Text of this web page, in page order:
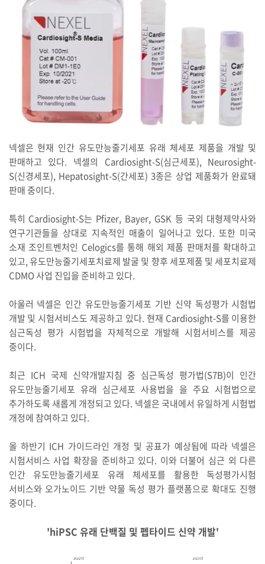
넥셀은 현재 인간 유도만능줄기세포 유래 체세포 제품을 개발 및
판매하고 있다. 넥셀의 Cardiosight-S(심근세포), Neurosight-
S(신경세포), Hepatosight-S(간세포) 3종은 상업 제품화가 완료돼
판매 중이다.
특히 Cardiosight-S는 Pfizer, Bayer, GSK 등 국외 대형제약사와
연구기관들을 상대로 지속적인 매출이 일어나고 있다. 또한 미국
소재 조인트벤처인 Celogics를 통해 해외 제품 판매처를 확대하고
있고, 유도만능줄기세포치료제 발굴 및 향후 세포제품 및 세포치료제
CDMO 사업 진입을 준비하고 있다.
아울러 넥셀은 인간 유도만능줄기세포 기반 신약 독성평가 시험법
개발 및 시험서비스도 제공하고 있다. 현재 Cardiosight-S를 이용한
심근독성 평가 시험법을 자체적으로 개발해 시험서비스를 제공
중이다.
최근 ICH 국제 신약개발지침 중 심근독성 평가법(S7B)이 인간
유도만능줄기세포 유래 심근세포 사용법을 을 주요 시험법으로
추가하도록 새롭게 개정되고 있다. 넥셀은 국내에서 유일하게 시험법
개정에 참여하고 있다.
올 하반기 ICH 가이드라인 개정 및 공표가 예상됨에 따라 넥셀은
시험서비스 사업 확장을 준비하고 있다. 이와 더불어 심근 외 다른
인간 유도만능줄기세포 유래 체세포를 활용한 독성평가시험
서비스와 오가노이드 기반 약물 독성 평가 플랫폼으로 확대도 진행
중이다.
'hiPSC 유래 단백질 및 펩타이드 신약 개발'